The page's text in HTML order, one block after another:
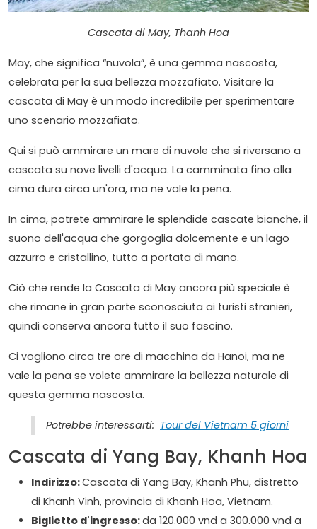
Cascata di May, Thanh Hoa
May, che significa “nuvola”, è una gemma nascosta,
celebrata per la sua bellezza mozzafiato. Visitare la
cascata di May è un modo incredibile per sperimentare
uno scenario mozzafiato.
Qui si può ammirare un mare di nuvole che si riversano a
cascata su nove livelli d'acqua. La camminata fino alla
cima dura circa un'ora, ma ne vale la pena.
In cima, potrete ammirare le splendide cascate bianche, il
suono dell'acqua che gorgoglia dolcemente e un lago
azzurro e cristallino, tutto a portata di mano.
Ciò che rende la Cascata di May ancora più speciale è
che rimane in gran parte sconosciuta ai turisti stranieri,
quindi conserva ancora tutto il suo fascino.
Ci vogliono circa tre ore di macchina da Hanoi, ma ne
vale la pena se volete ammirare la bellezza naturale di
questa gemma nascosta.
Potrebbe interessarti: Tour del Vietnam 5 giorni
Cascata di Yang Bay, Khanh Hoa
Indirizzo:Cascata di Yang Bay, Khanh Phu, distretto
di Khanh Vinh, provincia di Khanh Hoa, Vietnam.
Biglietto d'ingresso:da 120.000 vnd a 300.000 vnd a